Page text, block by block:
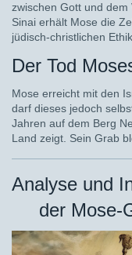
zwischen Gott und dem
Sinai erhält Mose die
jüdisch-christlichen
Der Tod
Mose erreicht mit den
darf dieses jedoch
Jahren auf dem Berg
Land zeigt. Sein Grab
Analyse
der Mose-